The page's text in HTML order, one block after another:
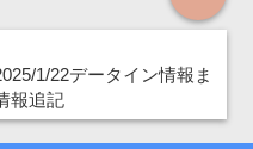
1/22データイン情報ま
報追記